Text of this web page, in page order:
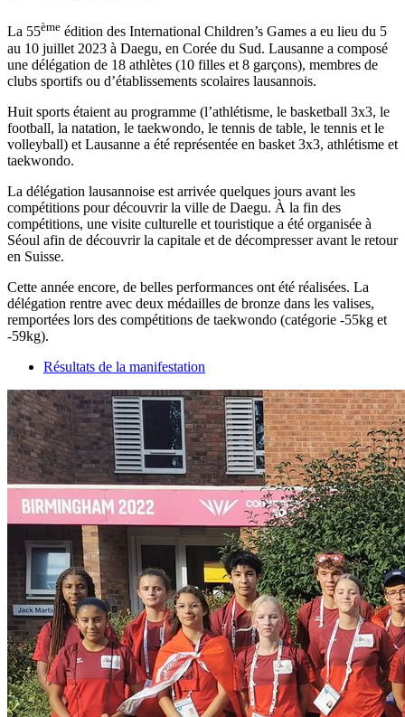
La 55ème édition des International Children’s Games a eu lieu du 5
au 10 juillet 2023 à Daegu, en Corée du Sud. Lausanne a composé
une délégation de 18 athlètes (10 filles et 8 garçons), membres de
clubs sportifs ou d’établissements scolaires lausannois.
Huit sports étaient au programme (l’athlétisme, le basketball 3x3, le
football, la natation, le taekwondo, le tennis de table, le tennis et le
volleyball) et Lausanne a été représentée en basket 3x3, athlétisme et
taekwondo.
La délégation lausannoise est arrivée quelques jours avant les
compétitions pour découvrir la ville de Daegu. À la fin des
compétitions, une visite culturelle et touristique a été organisée à
Séoul afin de découvrir la capitale et de décompresser avant le retour
en Suisse.
Cette année encore, de belles performances ont été réalisées. La
délégation rentre avec deux médailles de bronze dans les valises,
remportées lors des compétitions de taekwondo (catégorie -55kg et
-59kg).
Résultats de la manifestation